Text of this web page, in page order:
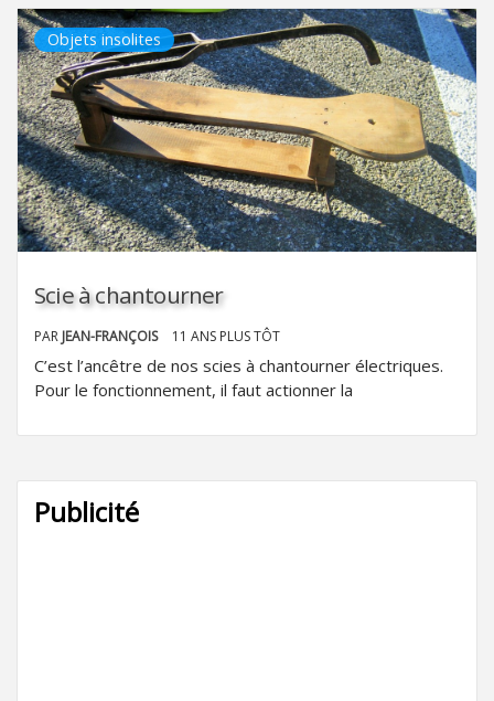
Objets insolites
Scie à chantourner
PAR JEAN-FRANÇOIS 11 ANS PLUS TÔT
C’est l’ancêtre de nos scies à chantourner électriques.
Pour le fonctionnement, il faut actionner la
Publicité